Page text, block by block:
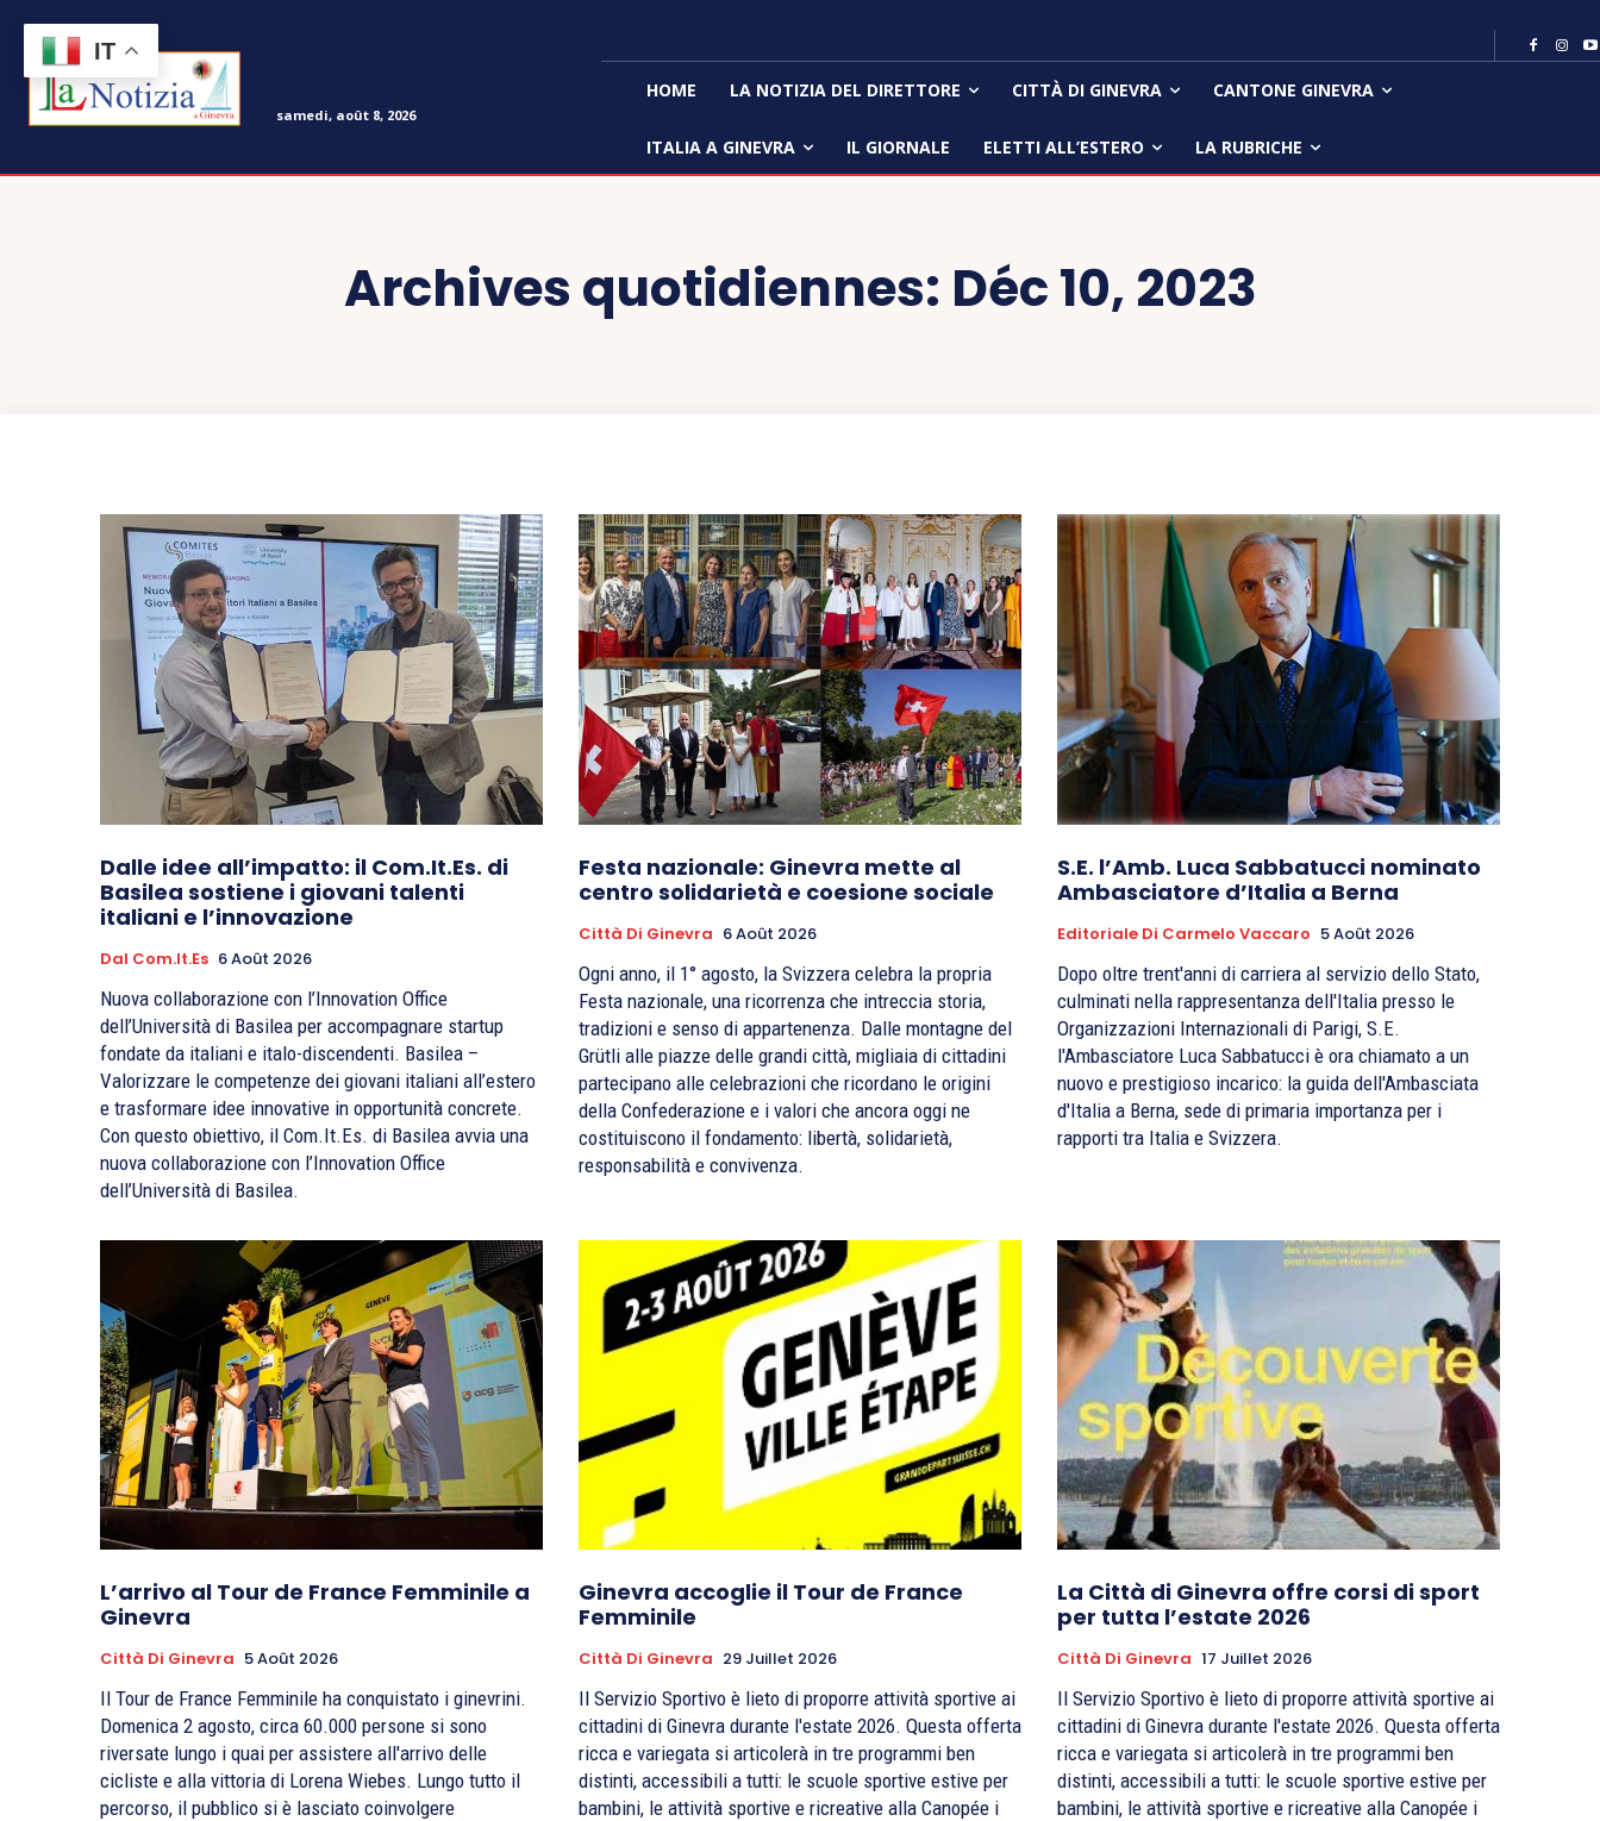
samedi, août 8, 2026
HOME LA NOTIZIA DEL DIRETTORE CITTÀ DI GINEVRA CANTONE GINEVRA
ITALIA A GINEVRA IL GIORNALE ELETTI ALL’ESTERO LA RUBRICHE
Archives quotidiennes: Déc 10, 2023
Dalle idee all’impatto: il Com.It.Es. di
Basilea sostiene i giovani talenti
italiani e l’innovazione
Dal Com.It.Es 6 Août 2026
Nuova collaborazione con l’Innovation Office
dell’Università di Basilea per accompagnare startup
fondate da italiani e italo-discendenti. Basilea –
Valorizzare le competenze dei giovani italiani all’estero
e trasformare idee innovative in opportunità concrete.
Con questo obiettivo, il Com.It.Es. di Basilea avvia una
nuova collaborazione con l’Innovation Office
dell’Università di Basilea.
Festa nazionale: Ginevra mette al
centro solidarietà e coesione sociale
Città Di Ginevra 6 Août 2026
Ogni anno, il 1° agosto, la Svizzera celebra la propria
Festa nazionale, una ricorrenza che intreccia storia,
tradizioni e senso di appartenenza. Dalle montagne del
Grütli alle piazze delle grandi città, migliaia di cittadini
partecipano alle celebrazioni che ricordano le origini
della Confederazione e i valori che ancora oggi ne
costituiscono il fondamento: libertà, solidarietà,
responsabilità e convivenza.
S.E. l’Amb. Luca Sabbatucci nominato
Ambasciatore d’Italia a Berna
Editoriale Di Carmelo Vaccaro 5 Août 2026
Dopo oltre trent'anni di carriera al servizio dello Stato,
culminati nella rappresentanza dell'Italia presso le
Organizzazioni Internazionali di Parigi, S.E.
l'Ambasciatore Luca Sabbatucci è ora chiamato a un
nuovo e prestigioso incarico: la guida dell'Ambasciata
d'Italia a Berna, sede di primaria importanza per i
rapporti tra Italia e Svizzera.
L’arrivo al Tour de France Femminile a
Ginevra
Città Di Ginevra 5 Août 2026
Il Tour de France Femminile ha conquistato i ginevrini.
Domenica 2 agosto, circa 60.000 persone si sono
riversate lungo i quai per assistere all'arrivo delle
cicliste e alla vittoria di Lorena Wiebes. Lungo tutto il
percorso, il pubblico si è lasciato coinvolgere
Ginevra accoglie il Tour de France
Femminile
Città Di Ginevra 29 Juillet 2026
Il Servizio Sportivo è lieto di proporre attività sportive ai
cittadini di Ginevra durante l'estate 2026. Questa offerta
ricca e variegata si articolerà in tre programmi ben
distinti, accessibili a tutti: le scuole sportive estive per
bambini, le attività sportive e ricreative alla Canopée i
La Città di Ginevra offre corsi di sport
per tutta l’estate 2026
Città Di Ginevra 17 Juillet 2026
Il Servizio Sportivo è lieto di proporre attività sportive ai
cittadini di Ginevra durante l'estate 2026. Questa offerta
ricca e variegata si articolerà in tre programmi ben
distinti, accessibili a tutti: le scuole sportive estive per
bambini, le attività sportive e ricreative alla Canopée i
IT